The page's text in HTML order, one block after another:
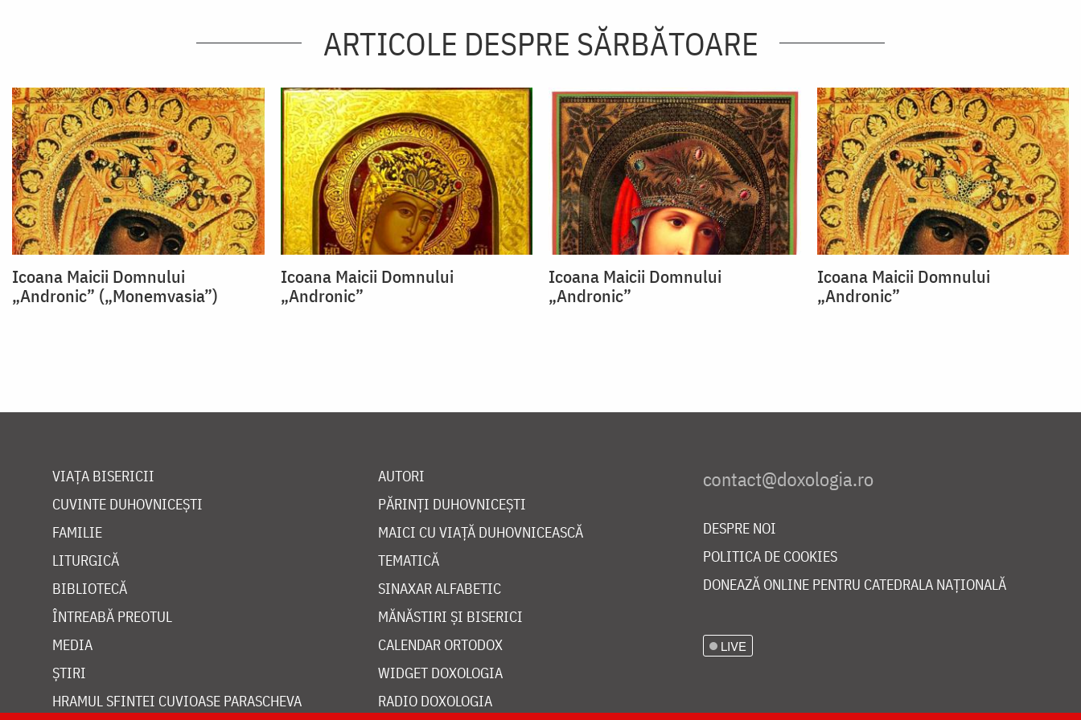
ARTICOLE DESPRE SĂRBĂTOARE
Icoana Maicii Domnului
„Andronic” („Monemvasia”)
Icoana Maicii Domnului
„Andronic”
Icoana Maicii Domnului
„Andronic”
Icoana Maicii Domnului
„Andronic”
VIAȚA BISERICII
CUVINTE DUHOVNICEȘTI
FAMILIE
LITURGICĂ
BIBLIOTECĂ
ÎNTREABĂ PREOTUL
MEDIA
ȘTIRI
HRAMUL SFINTEI CUVIOASE PARASCHEVA
AUTORI
PĂRINȚI DUHOVNICEȘTI
MAICI CU VIAȚĂ DUHOVNICEASCĂ
TEMATICĂ
SINAXAR ALFABETIC
MĂNĂSTIRI ȘI BISERICI
CALENDAR ORTODOX
WIDGET DOXOLOGIA
RADIO DOXOLOGIA
DESPRE NOI
POLITICA DE COOKIES
DONEAZĂ ONLINE PENTRU CATEDRALA NAȚIONALĂ
LIVE